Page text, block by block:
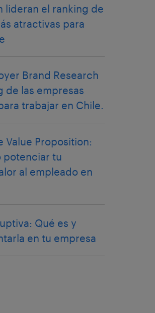
lideran el ranking de
atractivas para
Brand Research
de las empresas
trabajar en Chile.
Value Proposition:
potenciar tu
al empleado en
Qué es y
en tu empresa